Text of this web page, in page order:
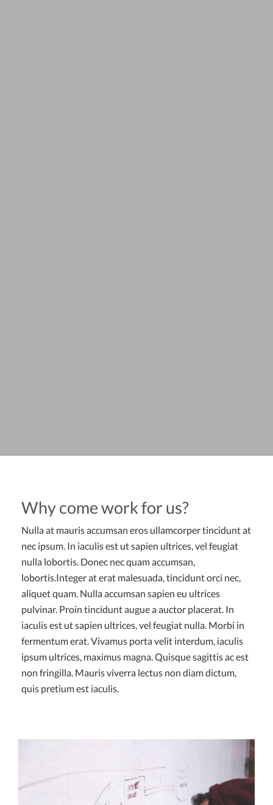
Why come work for us?
Nulla at mauris accumsan eros ullamcorper tincidunt at
nec ipsum. In iaculis est ut sapien ultrices, vel feugiat
nulla lobortis. Donec nec quam accumsan,
lobortis.Integer at erat malesuada, tincidunt orci nec,
aliquet quam. Nulla accumsan sapien eu ultrices
pulvinar. Proin tincidunt augue a auctor placerat. In
iaculis est ut sapien ultrices, vel feugiat nulla. Morbi in
fermentum erat. Vivamus porta velit interdum, iaculis
ipsum ultrices, maximus magna. Quisque sagittis ac est
non fringilla. Mauris viverra lectus non diam dictum,
quis pretium est iaculis.